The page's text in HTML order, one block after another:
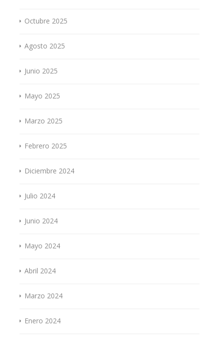
Octubre 2025
Agosto 2025
Junio 2025
Mayo 2025
Marzo 2025
Febrero 2025
Diciembre 2024
Julio 2024
Junio 2024
Mayo 2024
Abril 2024
Marzo 2024
Enero 2024